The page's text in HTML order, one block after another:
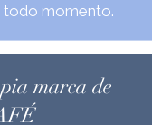
todo momento.
marca de